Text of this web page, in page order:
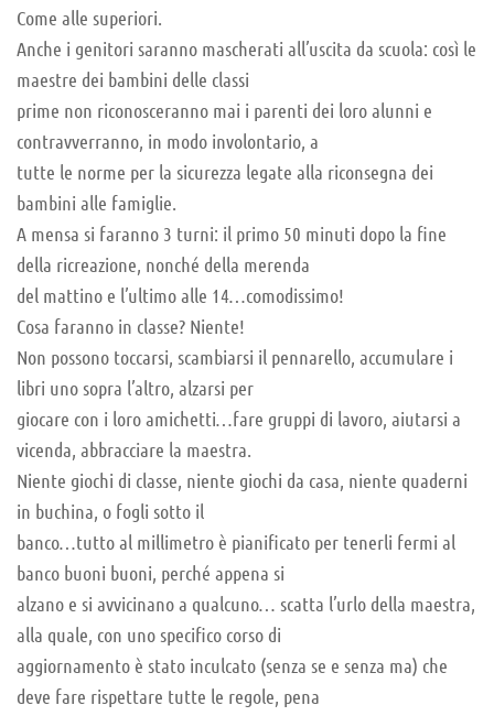
Come alle superiori.
Anche i genitori saranno mascherati all’uscita da scuola: così le
maestre dei bambini delle classi
prime non riconosceranno mai i parenti dei loro alunni e
contravverranno, in modo involontario, a
tutte le norme per la sicurezza legate alla riconsegna dei
bambini alle famiglie.
A mensa si faranno 3 turni: il primo 50 minuti dopo la fine
della ricreazione, nonché della merenda
del mattino e l’ultimo alle 14…comodissimo!
Cosa faranno in classe? Niente!
Non possono toccarsi, scambiarsi il pennarello, accumulare i
libri uno sopra l’altro, alzarsi per
giocare con i loro amichetti…fare gruppi di lavoro, aiutarsi a
vicenda, abbracciare la maestra.
Niente giochi di classe, niente giochi da casa, niente quaderni
in buchina, o fogli sotto il
banco…tutto al millimetro è pianificato per tenerli fermi al
banco buoni buoni, perché appena si
alzano e si avvicinano a qualcuno… scatta l’urlo della maestra,
alla quale, con uno specifico corso di
aggiornamento è stato inculcato (senza se e senza ma) che
deve fare rispettare tutte le regole, pena